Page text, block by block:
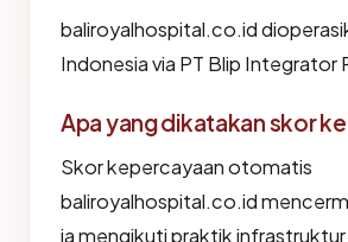
baliroyalhospital.co.id
Indonesia via PT Blip Integrator
Apa yang dikatakan skor
Skor kepercayaan otomatis
baliroyalhospital.co.id
ia mengikuti praktik infrastruktur